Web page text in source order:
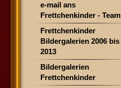
e-mail ans
Frettchenkinder - Team
Frettchenkinder
Bildergalerien 2006 bis
2013
Bildergalerien
Frettchenkinder